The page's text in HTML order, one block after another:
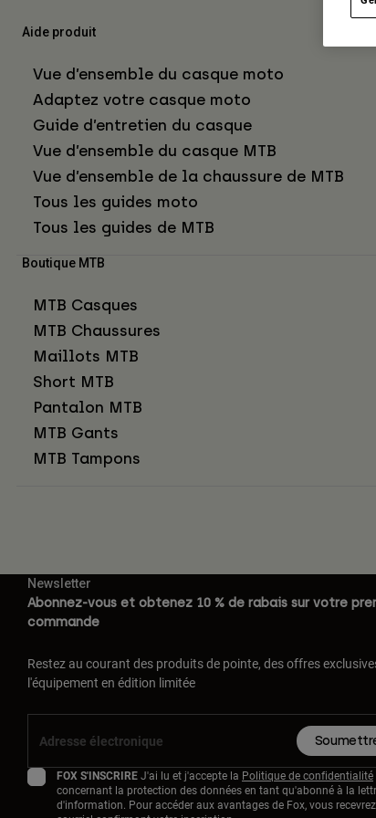
Aide produit
Vue d’ensemble du casque moto
Adaptez votre casque moto
Guide d’entretien du casque
Vue d’ensemble du casque MTB
Vue d’ensemble de la chaussure de MTB
Tous les guides moto
Tous les guides de MTB
Boutique MTB
MTB Casques
MTB Chaussures
Maillots MTB
Short MTB
Pantalon MTB
MTB Gants
MTB Tampons
Newsletter
Abonnez-vous et obtenez 10 % de rabais sur votre
commande
Restez au courant des produits de pointe, des offres
l'équipement en édition limitée
FOX S'INSCRIREJ'ai lu et j'accepte la Politique de confidentialité
concernant la protection des données en tant qu'abonné à la
d'information. Pour accéder aux avantages de Fox, vous